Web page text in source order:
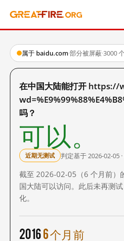
属于 baidu.com·部分被屏蔽·3000
在中国大陆能打开
吗？
可以。
近期无测试 判定基于 2026-02-05
截至 2026-02-05（6 个月前）
国大陆可以访问。此后未再测
化。
20166 个月前